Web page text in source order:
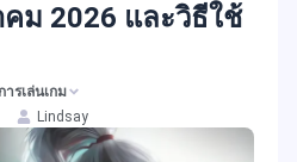
ม 2026 และวิธีใช้
รเล่นเกม
Lindsay